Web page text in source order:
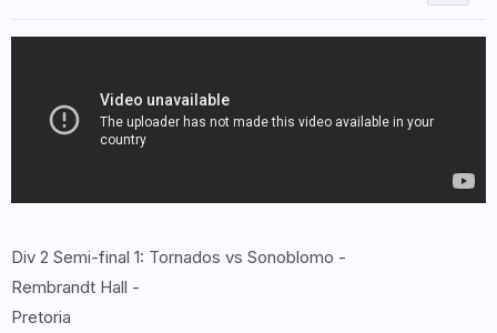
Div 2 Semi-final 1: Tornados vs Sonoblomo -
Rembrandt Hall -
Pretoria